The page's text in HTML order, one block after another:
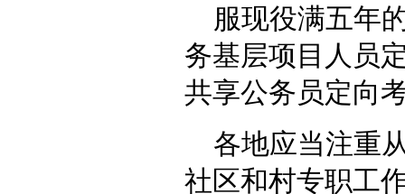
服现役满五年
务基层项目人员
共享公务员定向
各地应当注重
社区和村专职工